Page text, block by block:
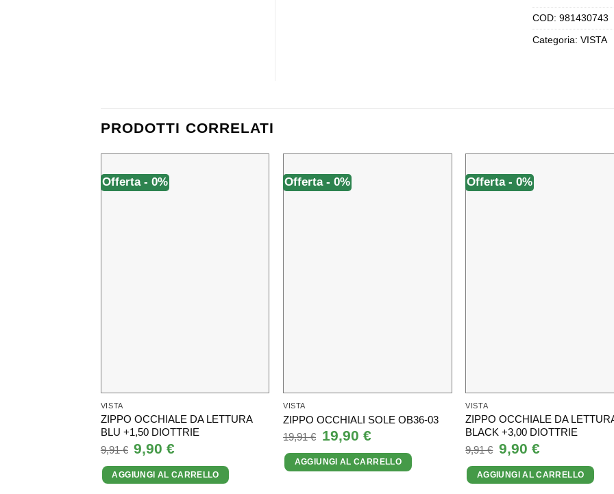
COD: 981430743
Categoria: VISTA
PRODOTTI CORRELATI
Offerta - 0%
VISTA
ZIPPO OCCHIALE DA LETTURA
BLU +1,50 DIOTTRIE
9,91€ Il
prezzo
originale
era:
9,91 €.
9,90€
attuale
è:
9,90 €.
AGGIUNGI AL CARRELLO
Offerta - 0%
VISTA
ZIPPO OCCHIALI SOLE OB36-03
19,91€ Il
prezzo
originale
era:
19,91 €.
19,90 €Il
prezzo
attuale
è:
19,90 €.
AGGIUNGI AL CARRELLO
Offerta - 0%
VISTA
ZIPPO OCCHIALE DA
BLACK +3,00 DIOTTRIE
9,91€ Il
prezzo
originale
era:
9,91 €.
9,90 €Il
prezzo
attuale
è:
9,90 €.
AGGIUNGI AL CARRELLO